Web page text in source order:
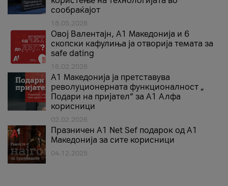
сообраќајот
18.05.2026
Овој Валентајн, A1 Македонија и 6
скопски кафулиња ја отворија темата за
safe dating
16.02.2026
А1 Македонија ја претставува
револуционерната функционалност „
Подари на пријател“ за А1 Алфа
корисници
02.02.2026
Празничен A1 Net Sеf подарок од А1
Македонија за сите корисници
04.12.2025